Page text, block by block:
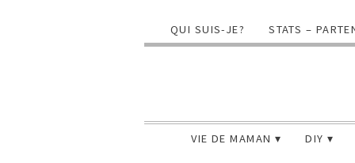
QUI SUIS-JE? STATS –
VIE DE MAMAN DIY